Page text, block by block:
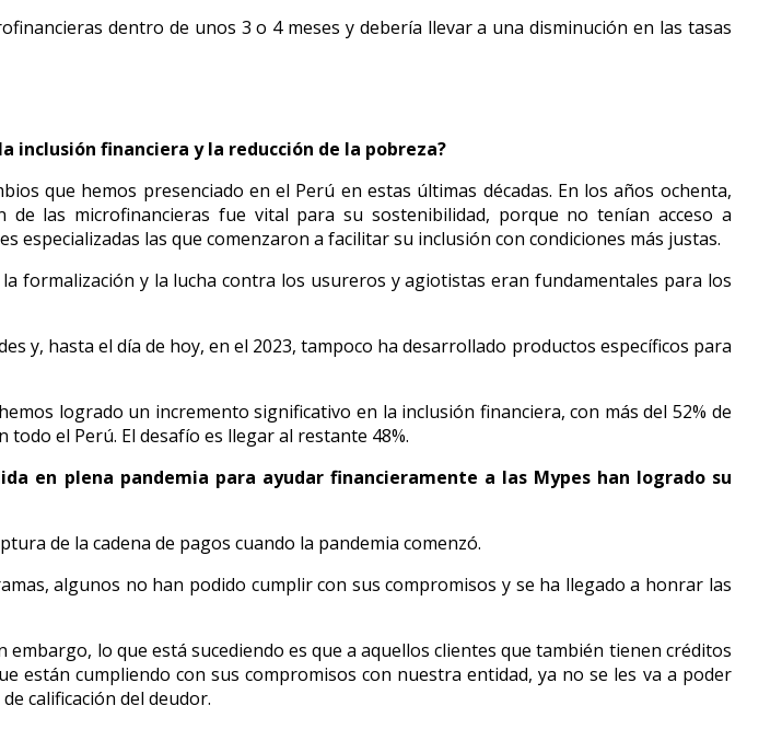
dentro de unos 3 o 4 meses y debería llevar a una disminución en las tasas
inclusión financiera y la reducción de la pobreza?
que hemos presenciado en el Perú en estas últimas décadas. En los años ochenta,
las microfinancieras fue vital para su sostenibilidad, porque no tenían acceso a
las que comenzaron a facilitar su inclusión con condiciones más justas.
formalización y la lucha contra los usureros y agiotistas eran fundamentales para los
y, hasta el día de hoy, en el 2023, tampoco ha desarrollado productos específicos para
logrado un incremento significativo en la inclusión financiera, con más del 52% de
el Perú. El desafío es llegar al restante 48%.
en plena pandemia para ayudar financieramente a las Mypes han logrado su
de la cadena de pagos cuando la pandemia comenzó.
algunos no han podido cumplir con sus compromisos y se ha llegado a honrar las
lo que está sucediendo es que a aquellos clientes que también tienen créditos
están cumpliendo con sus compromisos con nuestra entidad, ya no se les va a poder
calificación del deudor.